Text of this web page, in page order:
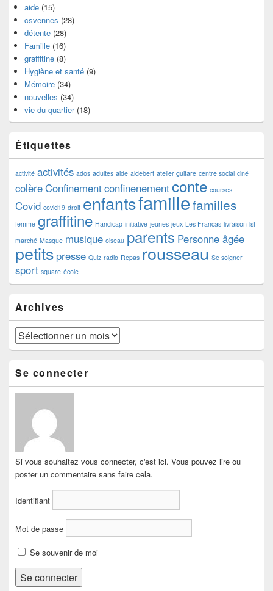
aide (15)
csvennes (28)
détente (28)
Famille (16)
graffitine (8)
Hygiène et santé (9)
Mémoire (34)
nouvelles (34)
vie du quartier(18)
Étiquettes
activité activités ados adultes aide aldebert atelier guitare centre social ciné
colèreConfinementconfinenementconte courses
Covid covid19 droit enfantsfamillefamilles
femme graffitine Handicap initiative jeunes jeux Les Francas livraison lsf
marché Masque musique oiseau parents Personne âgée
petits presse Quiz radio Repas rousseau Se soigner
sport square école
Archives
Archives
Se connecter
Si vous souhaitez vous connecter, c'est ici. Vous pouvez lire ou
poster un commentaire sans faire cela.
Identifiant
Mot de passe
Se souvenir de moi